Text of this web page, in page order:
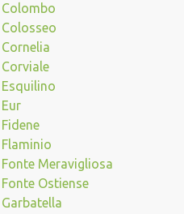
Meravigliosa
Ostiense